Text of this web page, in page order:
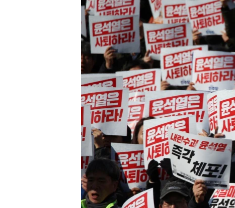
ПОДПИШИТЕСЬ НА РАССЫЛКУ